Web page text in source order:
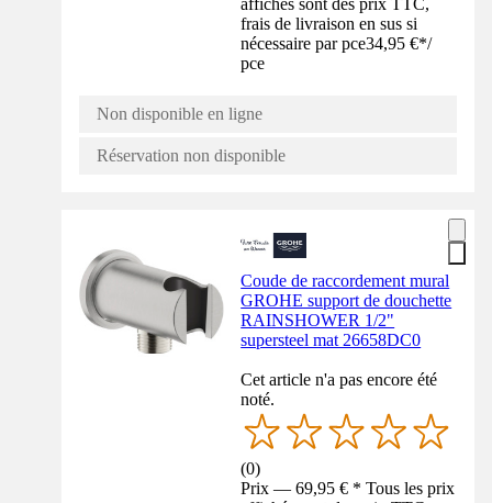
affichés sont des prix TTC,
frais de livraison en sus si
nécessaire par pce34,95 €*/
pce
Non disponible en ligne
Réservation non disponible
Coude de raccordement mural
GROHE support de douchette
RAINSHOWER 1/2"
supersteel mat 26658DC0
Cet article n'a pas encore été
noté.
(0)
Prix — 69,95 € * Tous les prix